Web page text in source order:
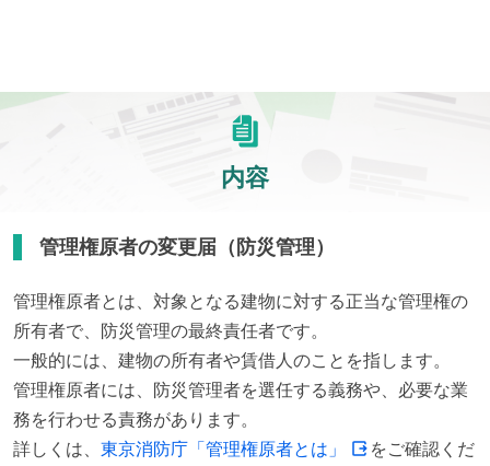
内容
管理権原者の変更届（防災管理）
管理権原者とは、対象となる建物に対する正当な管理権の
所有者で、防災管理の最終責任者です。
一般的には、建物の所有者や賃借人のことを指します。
管理権原者には、防災管理者を選任する義務や、必要な業
務を行わせる責務があります。
詳しくは、 東京消防庁「管理権原者とは」
をご確認くだ